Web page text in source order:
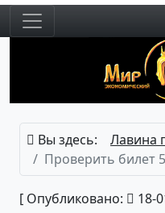
Вы здесь:
Лавина
Проверить билет
[ Опубликовано: 18-